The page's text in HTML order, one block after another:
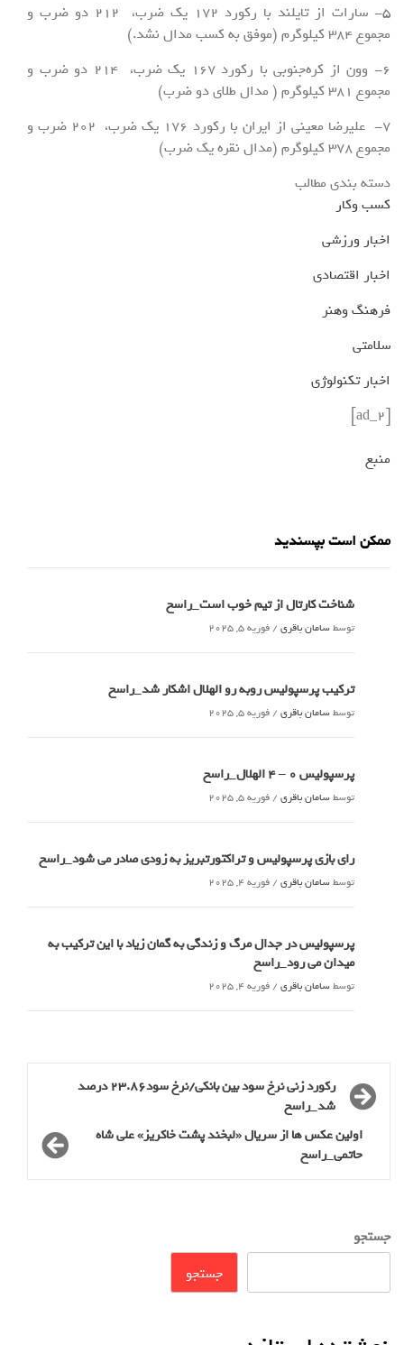
۵- سارات از تایلند با رکورد ۱۷۲ یک ضرب، ۲۱۲ دو ضرب و
مجموع ۳۸۴ کیلوگرم (موفق به کسب مدال نشد.)
۶- وون از کره‌جنوبی با رکورد ۱۶۷ یک ضرب، ۲۱۴ دو ضرب و
مجموع ۳۸۱ کیلوگرم ( مدال طلای دو ضرب)
۷- علیرضا معینی از ایران با رکورد ۱۷۶ یک ضرب، ۲۰۲ ضرب و
مجموع ۳۷۸ کیلوگرم (مدال نقره یک ضرب)
دسته بندی مطالب
کسب وکار
اخبار ورزشی
اخبار اقتصادی
فرهنگ وهنر
سلامتی
اخبار تکنولوژی
[ad_2]
منبع
ممکن است بپسندید
شناخت کارتال از تیم خوب است_راسخ
توسطسامان باقری / فوریه 5, 2025
ترکیب پرسپولیس روبه رو الهلال اشکار شد_راسخ
توسطسامان باقری / فوریه 5, 2025
پرسپولیس 0 – ۴ الهلال_راسخ
توسطسامان باقری / فوریه 5, 2025
رای بازی پرسپولیس و تراکتورتبریز به زودی صادر می شود_راسخ
توسطسامان باقری / فوریه 4, 2025
پرسپولیس در جدال مرگ و زندگی به گمان زیاد با این ترکیب به
میدان می رود_راسخ
توسطسامان باقری / فوریه 4, 2025
رکورد زنی نرخ سود بین بانکی/نرخ سود23.86 درصد
شد_راسخ
اولین عکس ها از سریال «لبخند پشت خاکریز» علی شاه
حاتمی_راسخ
جستجو
جستجو